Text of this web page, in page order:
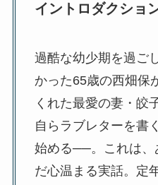
イントロダクショ
過酷な幼少期を過ご
かった65歳の西畑保
くれた最愛の妻・皎
自らラブレターを書
始める──。これは、
だ心温まる実話。定